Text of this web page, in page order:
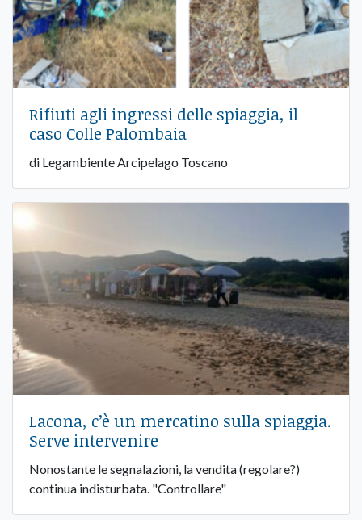
Rifiuti agli ingressi delle spiaggia, il
caso Colle Palombaia
di Legambiente Arcipelago Toscano
Lacona, c’è un mercatino sulla spiaggia.
Serve intervenire
Nonostante le segnalazioni, la vendita (regolare?)
continua indisturbata. "Controllare"